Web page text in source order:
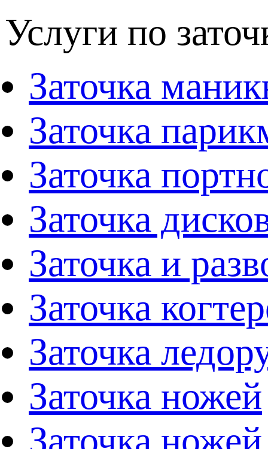
Услуги по
Заточка
Заточка
Заточка
Заточка
Заточка и
Заточка
Заточка
Заточка ножей
Заточка